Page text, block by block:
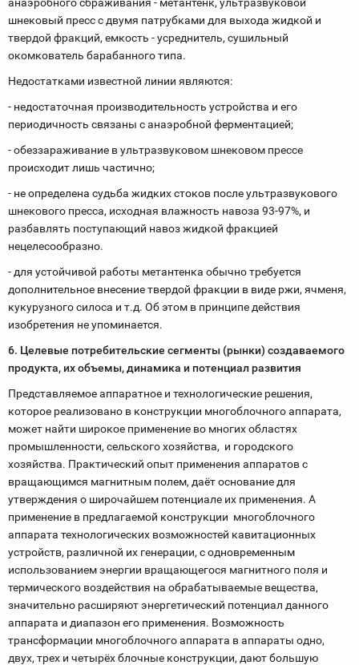
шнековый пресс с двумя патрубками для выхода жидкой и
твердой фракций, емкость - усреднитель, сушильный
окомкователь барабанного типа.
Недостатками известной линии являются:
- недостаточная производительность устройства и его
периодичность связаны с анаэробной ферментацией;
- обеззараживание в ультразвуковом шнековом прессе
происходит лишь частично;
- не определена судьба жидких стоков после ультразвукового
шнекового пресса, исходная влажность навоза 93-97%, и
разбавлять поступающий навоз жидкой фракцией
нецелесообразно.
- для устойчивой работы метантенка обычно требуется
дополнительное внесение твердой фракции в виде ржи, ячменя,
кукурузного силоса и т.д. Об этом в принципе действия
изобретения не упоминается.
6. Целевые потребительские сегменты (рынки) создаваемого
продукта, их объемы, динамика и потенциал развития
Представляемое аппаратное и технологические решения,
которое реализовано в конструкции многоблочного аппарата,
может найти широкое применение во многих областях
промышленности, сельского хозяйства, и городского
хозяйства. Практический опыт применения аппаратов с
вращающимся магнитным полем, даёт основание для
утверждения о широчайшем потенциале их применения. А
применение в предлагаемой конструкции многоблочного
аппарата технологических возможностей кавитационных
устройств, различной их генерации, с одновременным
использованием энергии вращающегося магнитного поля и
термического воздействия на обрабатываемые вещества,
значительно расширяют энергетический потенциал данного
аппарата и диапазон его применения. Возможность
трансформации многоблочного аппарата в аппараты одно,
двух, трех и четырёх блочные конструкции, дают большую